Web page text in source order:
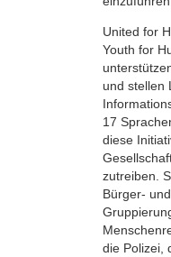
United for
Youth for
und stellen
17
diese
zutreiben.
Bürger-
die Polizei,